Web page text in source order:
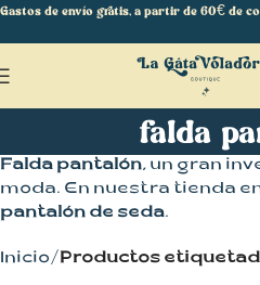
falda
Falda pantalón, un gran
moda. En nuestra tienda
pantalón de seda.
Inicio Productos
Gastos de envío gratis, a partir de 60€ de